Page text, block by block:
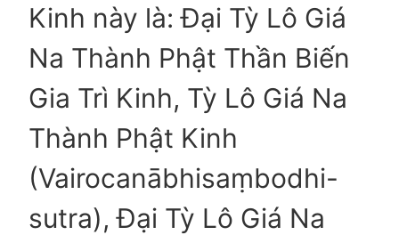
Kinh này là: Đại Tỳ Lô Giá
Na Thành Phật Thần Biến
Gia Trì Kinh, Tỳ Lô Giá Na
Thành Phật Kinh
(Vairocanābhisaṃbodhi-
sutra), Đại Tỳ Lô Giá Na